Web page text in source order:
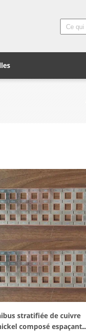
stratifiée de cuivre
composé espaçant